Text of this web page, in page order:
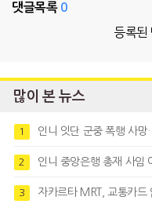
댓글목록 0
등록된
많이 본 뉴스
1 인니 잇단 군중 폭행 사
2 인니 중앙은행 총재 사임
3 자카르타 MRT, 교통카드